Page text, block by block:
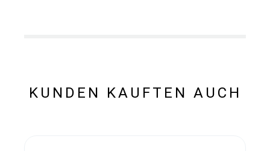
KUNDEN KAUFTEN AUCH